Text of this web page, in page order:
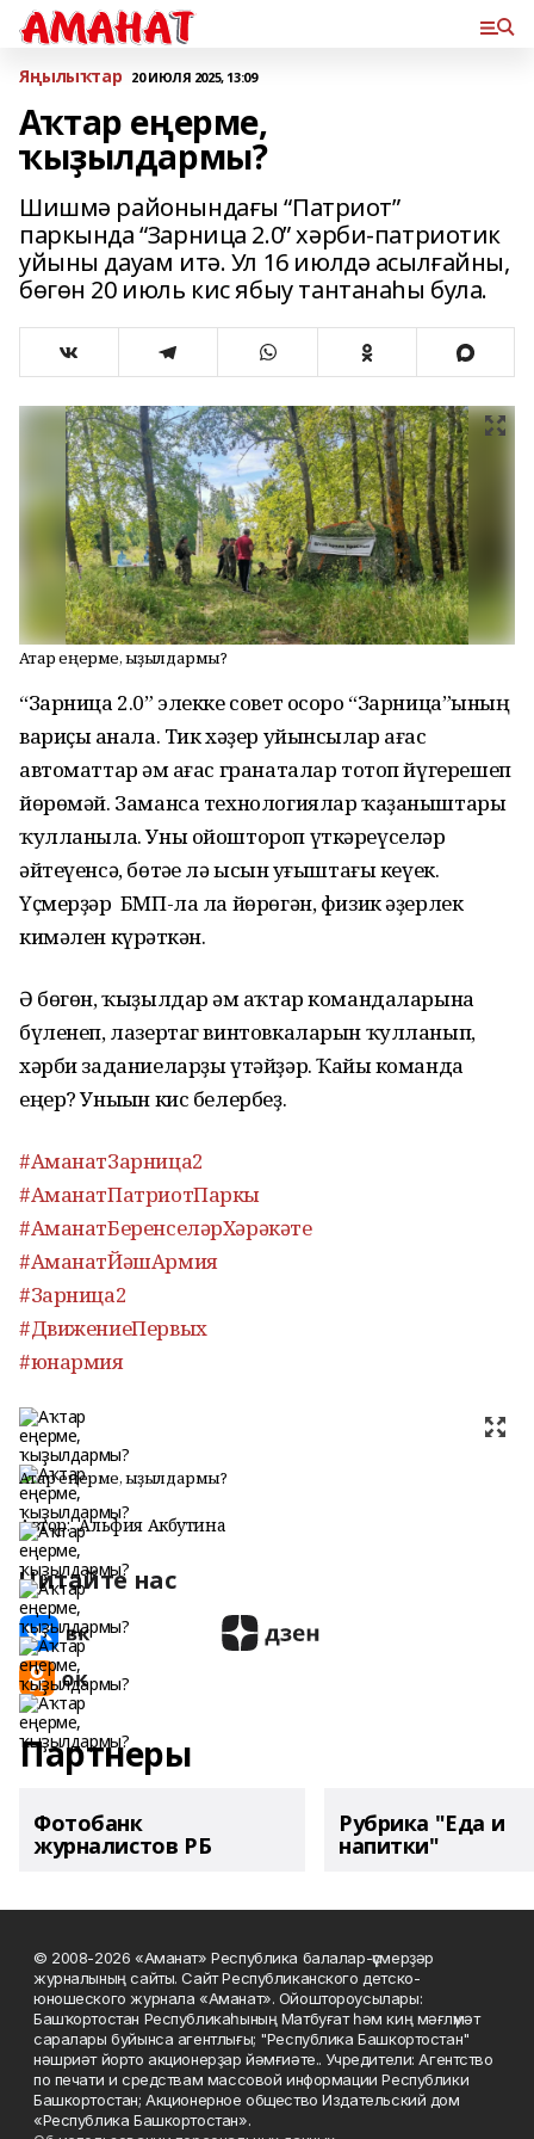
Яңылыҡтар 20 ИЮЛЯ 2025, 13:09
Аҡтар еңерме,
ҡыҙылдармы?
Шишмә районындағы “Патриот”
паркында “Зарница 2.0” хәрби-патриотик
уйыны дауам итә. Ул 16 июлдә асылғайны,
бөгөн 20 июль кис ябыу тантанаһы була.
Аҡтар еңерме, ҡыҙылдармы?
“Зарница 2.0” элекке совет осоро “Зарница”һының
вариҫы һанала. Тик хәҙер уйынсылар ағас
автоматтар һәм ағас гранаталар тотоп йүгерешеп
йөрөмәй. Заманса технологиялар ҡаҙаныштары
ҡулланыла. Уны ойоштороп үткәреүселәр
әйтеүенсә, бөтәһе лә ысын һуғыштағы кеүек.
Үҫмерҙәр БМП-ла ла йөрөгән, физик әҙерлек
кимәлен күрһәткән.
Ә бөгөн, ҡыҙылдар һәм аҡтар командаларына
бүленеп, лазертаг винтовкаларын ҡулланып,
хәрби заданиеларҙы үтәйҙәр. Ҡайһы команда
еңер? Уныһын кис белербеҙ.
#АманатЗарница2
#АманатПатриотПаркы
#АманатБеренселәрХәрәкәте
#АманатЙәшАрмия
#Зарница2
#ДвижениеПервых
#юнармия
Аҡтар еңерме, ҡыҙылдармы?
Автор: Альфия Акбутина
Читайте нас
Партнеры
Фотобанк
журналистов РБ
Рубрика "Еда и
напитки"
© 2008-2026 «Аманат» Республика балалар-үҫмерҙәр
журналының сайты. Сайт Республиканского детско-
юношеского журнала «Аманат». Ойоштороусылары:
Башҡортостан Республикаһының Матбуғат һәм киң мәғлүмәт
саралары буйынса агентлығы; "Республика Башкортостан"
нәшриәт йорто акционерҙар йәмғиәте.. Учредители: Агентство
по печати и средствам массовой информации Республики
Башкортостан; Акционерное общество Издательский дом
«Республика Башкортостан».